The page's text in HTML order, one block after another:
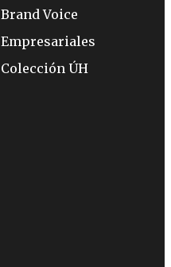
Brand Voice
Empresariales
Colección ÚH